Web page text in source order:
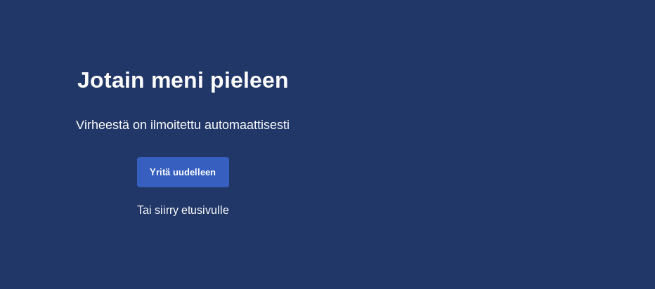
Jotain meni pieleen
Virheestä on ilmoitettu automaattisesti
Yritä uudelleen
Tai siirry etusivulle